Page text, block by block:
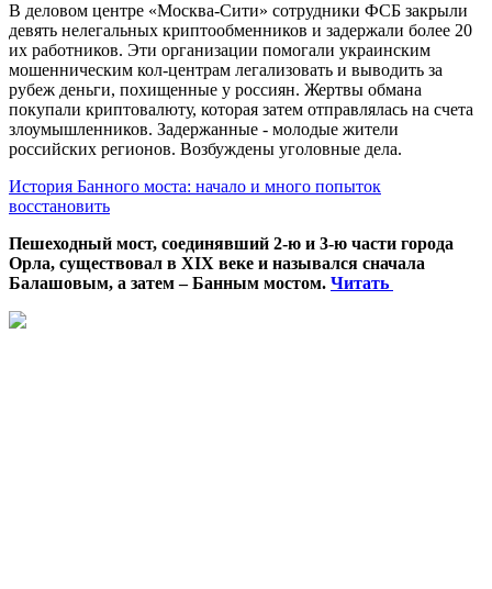
В деловом центре «Москва-Сити» сотрудники ФСБ закрыли
девять нелегальных криптообменников и задержали более 20
их работников. Эти организации помогали украинским
мошенническим кол-центрам легализовать и выводить за
рубеж деньги, похищенные у россиян. Жертвы обмана
покупали криптовалюту, которая затем отправлялась на счета
злоумышленников. Задержанные - молодые жители
российских регионов. Возбуждены уголовные дела.
История Банного моста: начало и много попыток
восстановить
Пешеходный мост, соединявший 2-ю и 3-ю части города
Орла, существовал в XIX веке и назывался сначала
Балашовым, а затем – Банным мостом. Читать